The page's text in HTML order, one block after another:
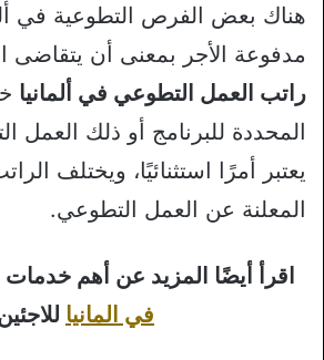
هناك بعض الفرص التطوعية في
مدفوعة الأجر بمعنى أن
راتب العمل التطوعي في ألمانيا
المحددة للبرنامج أو ذلك العمل
يعتبر أمرًا استثنائيًا، ويختلف
المعلنة عن العمل التطوعي.
اقرأ أيضًا المزيد عن أهم خدمات
في المانيا